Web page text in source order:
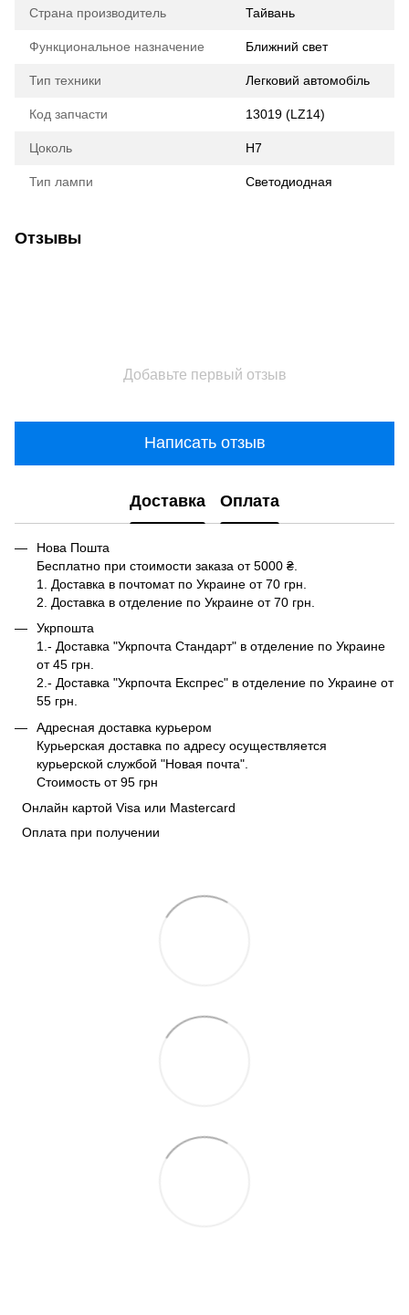
Страна производитель Тайвань
Функциональное назначение Ближний свет
Тип техники Легковий автомобіль
Код запчасти 13019 (LZ14)
Цоколь H7
Тип лампи Светодиодная
Отзывы
Добавьте первый отзыв
Написать отзыв
Доставка Оплата
Нова Пошта
Бесплатно при стоимости заказа от 5000 ₴.
1. Доставка в почтомат по Украине от 70 грн.
2. Доставка в отделение по Украине от 70 грн.
Укрпошта
1.- Доставка "Укрпочта Стандарт" в отделение по Украине
от 45 грн.
2.- Доставка "Укрпочта Експрес" в отделение по Украине от
55 грн.
Адресная доставка курьером
Курьерская доставка по адресу осуществляется
курьерской службой "Новая почта".
Стоимость от 95 грн
Онлайн картой Visa или Mastercard
Оплата при получении